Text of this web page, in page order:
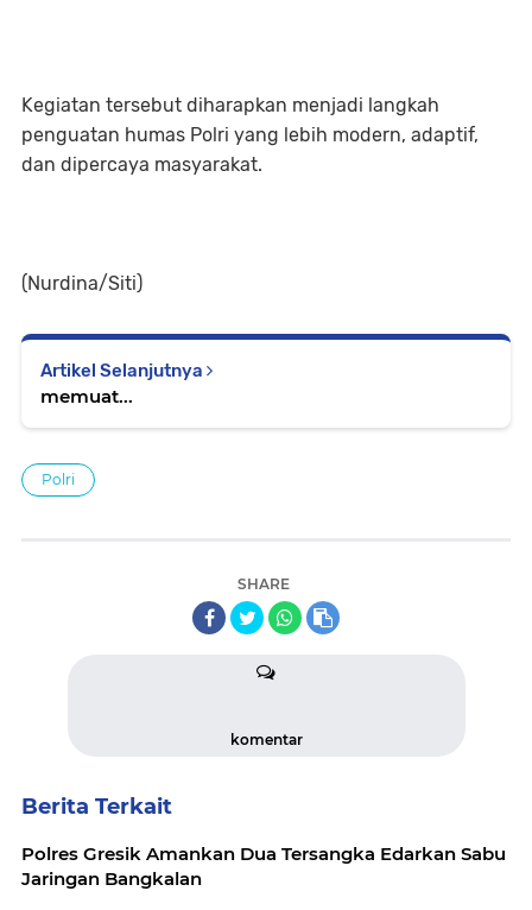
Kegiatan tersebut diharapkan menjadi langkah
penguatan humas Polri yang lebih modern, adaptif,
dan dipercaya masyarakat.
(Nurdina/Siti)
Artikel Selanjutnya
memuat...
Polri
SHARE
komentar
Berita Terkait
Polres Gresik Amankan Dua Tersangka Edarkan Sabu
Jaringan Bangkalan